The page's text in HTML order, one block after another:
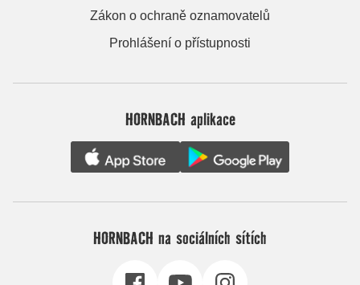
Zákon o ochraně oznamovatelů
Prohlášení o přístupnosti
HORNBACH aplikace
HORNBACH na sociálních sítích